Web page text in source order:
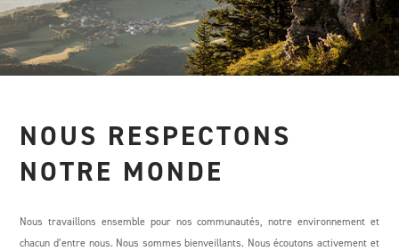
NOUS RESPECTONS
NOTRE MONDE
Nous travaillons ensemble pour nos communautés, notre environnement et
chacun d’entre nous. Nous sommes bienveillants. Nous écoutons activement et